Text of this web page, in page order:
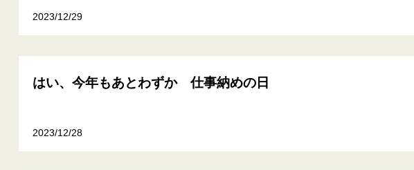
2023/12/29
はい、今年もあとわずか 仕事納めの日
2023/12/28